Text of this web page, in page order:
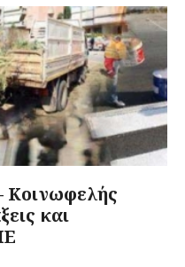
Κοινωφελής
και